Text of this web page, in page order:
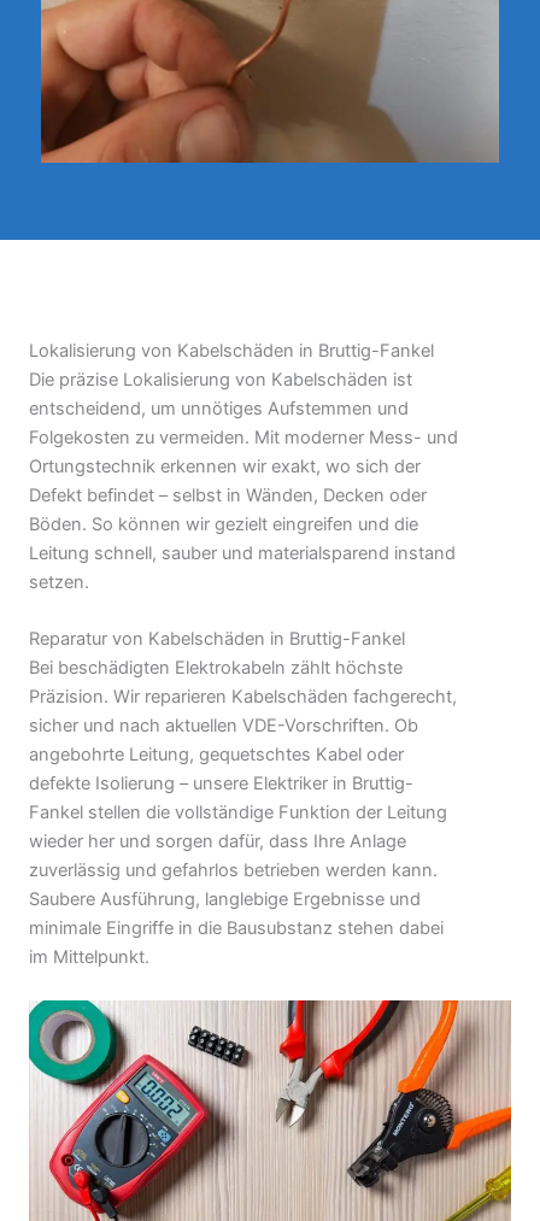
Lokalisierung von Kabelschäden in Bruttig-Fankel
Die präzise Lokalisierung von Kabelschäden ist
entscheidend, um unnötiges Aufstemmen und
Folgekosten zu vermeiden. Mit moderner Mess- und
Ortungstechnik erkennen wir exakt, wo sich der
Defekt befindet – selbst in Wänden, Decken oder
Böden. So können wir gezielt eingreifen und die
Leitung schnell, sauber und materialsparend instand
setzen.
Reparatur von Kabelschäden in Bruttig-Fankel
Bei beschädigten Elektrokabeln zählt höchste
Präzision. Wir reparieren Kabelschäden fachgerecht,
sicher und nach aktuellen VDE-Vorschriften. Ob
angebohrte Leitung, gequetschtes Kabel oder
defekte Isolierung – unsere Elektriker in Bruttig-
Fankel stellen die vollständige Funktion der Leitung
wieder her und sorgen dafür, dass Ihre Anlage
zuverlässig und gefahrlos betrieben werden kann.
Saubere Ausführung, langlebige Ergebnisse und
minimale Eingriffe in die Bausubstanz stehen dabei
im Mittelpunkt.